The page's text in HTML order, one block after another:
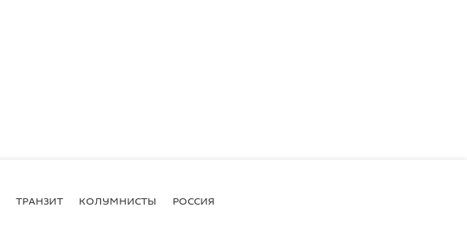
ТРАНЗИТ КОЛУМНИСТЫ РОССИЯ